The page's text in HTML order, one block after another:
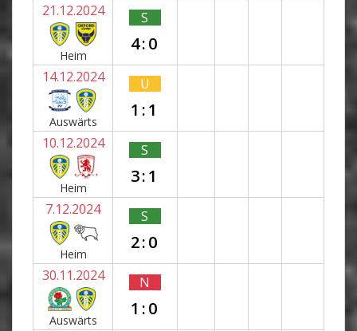
21.12.2024
Heim
S
4:0
14.12.2024
Auswärts
U
1:1
10.12.2024
Heim
S
3:1
7.12.2024
Heim
S
2:0
30.11.2024
Auswärts
N
1:0